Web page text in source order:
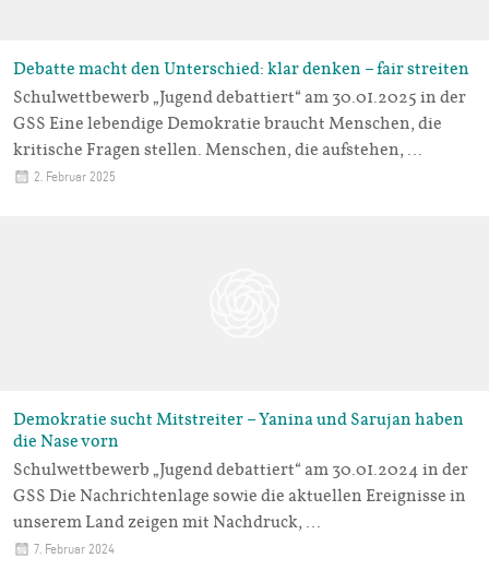
Debatte macht den Unterschied: klar denken – fair streiten
Schulwettbewerb „Jugend debattiert“ am 30.01.2025 in der
GSS Eine lebendige Demokratie braucht Menschen, die
kritische Fragen stellen. Menschen, die aufstehen,…
2. Februar 2025
Demokratie sucht Mitstreiter – Yanina und Sarujan haben
die Nase vorn
Schulwettbewerb „Jugend debattiert“ am 30.01.2024 in der
GSS Die Nachrichtenlage sowie die aktuellen Ereignisse in
unserem Land zeigen mit Nachdruck,…
7. Februar 2024